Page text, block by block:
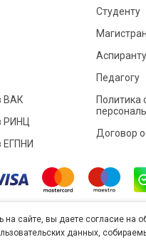
Студенту
Аспиранту
Педагогу
ВАК
РИНЦ
ЕГПНИ
Политика
Договор
произведение доступно
Commons «Attribution»
на сайте, вы даете согласие на
данных,